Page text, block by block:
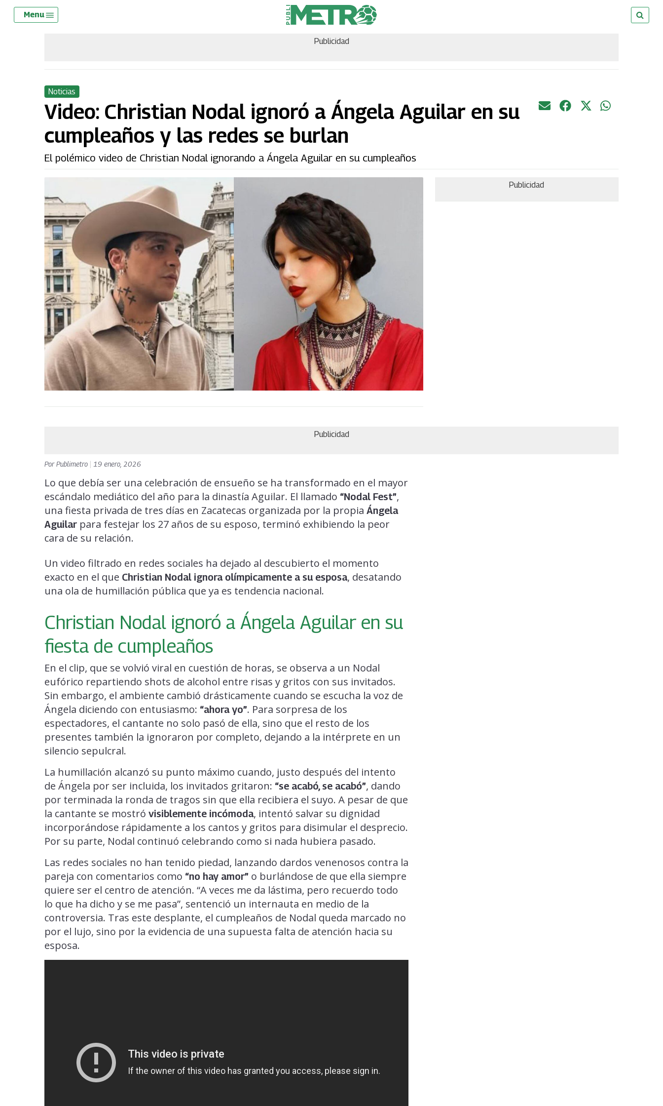
Skip
Menu
Publicidad
Noticias
Video: Christian Nodal ignoró a Ángela Aguilar en su
cumpleaños y las redes se burlan
El polémico video de Christian Nodal ignorando a Ángela Aguilar en su cumpleaños
Publicidad
Publicidad
PorPublimetro 19 enero, 2026
Lo que debía ser una celebración de ensueño se ha transformado en el mayor
escándalo mediático del año para la dinastía Aguilar. El llamado “Nodal Fest”,
una fiesta privada de tres días en Zacatecas organizada por la propia Ángela
Aguilar para festejar los 27 años de su esposo, terminó exhibiendo la peor
cara de su relación.
Un video filtrado en redes sociales ha dejado al descubierto el momento
exacto en el que Christian Nodal ignora olímpicamente a su esposa, desatando
una ola de humillación pública que ya es tendencia nacional.
Christian Nodal ignoró a Ángela Aguilar en su
fiesta de cumpleaños
En el clip, que se volvió viral en cuestión de horas, se observa a un Nodal
eufórico repartiendo shots de alcohol entre risas y gritos con sus invitados.
Sin embargo, el ambiente cambió drásticamente cuando se escucha la voz de
Ángela diciendo con entusiasmo: “ahora yo”. Para sorpresa de los
espectadores, el cantante no solo pasó de ella, sino que el resto de los
presentes también la ignoraron por completo, dejando a la intérprete en un
silencio sepulcral.
La humillación alcanzó su punto máximo cuando, justo después del intento
de Ángela por ser incluida, los invitados gritaron: “se acabó, se acabó”, dando
por terminada la ronda de tragos sin que ella recibiera el suyo. A pesar de que
la cantante se mostró visiblemente incómoda, intentó salvar su dignidad
incorporándose rápidamente a los cantos y gritos para disimular el desprecio.
Por su parte, Nodal continuó celebrando como si nada hubiera pasado.
Las redes sociales no han tenido piedad, lanzando dardos venenosos contra la
pareja con comentarios como “no hay amor” o burlándose de que ella siempre
quiere ser el centro de atención. “A veces me da lástima, pero recuerdo todo
lo que ha dicho y se me pasa”, sentenció un internauta en medio de la
controversia. Tras este desplante, el cumpleaños de Nodal queda marcado no
por el lujo, sino por la evidencia de una supuesta falta de atención hacia su
esposa.
Menu